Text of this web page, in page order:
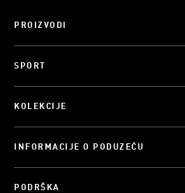
PROIZVODI
SPORT
KOLEKCIJE
INFORMACIJE O PODUZEĆU
PODRŠKA